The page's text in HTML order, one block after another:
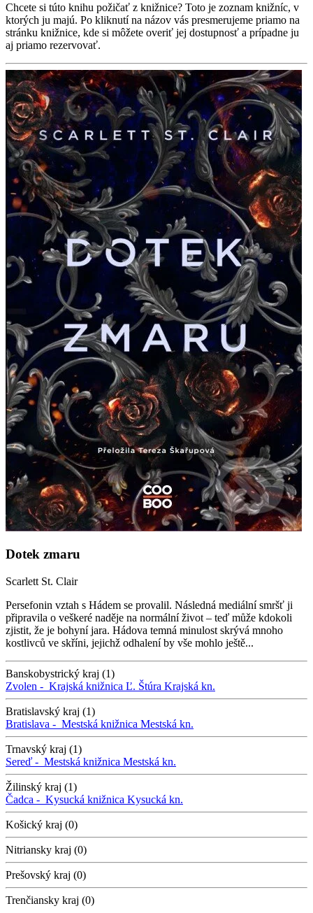
Chcete si túto knihu požičať z knižnice? Toto je zoznam knižníc, v
ktorých ju majú. Po kliknutí na názov vás presmerujeme priamo na
stránku knižnice, kde si môžete overiť jej dostupnosť a prípadne ju
aj priamo rezervovať.
Dotek zmaru
Scarlett St. Clair
Persefonin vztah s Hádem se provalil. Následná mediální smršť ji
připravila o veškeré naděje na normální život – teď může kdokoli
zjistit, že je bohyní jara. Hádova temná minulost skrývá mnoho
kostlivců ve skříni, jejichž odhalení by vše mohlo ještě...
Banskobystrický kraj (1)
Zvolen - Krajská knižnica Ľ. Štúra Krajská kn.
Bratislavský kraj (1)
Bratislava - Mestská knižnica Mestská kn.
Trnavský kraj (1)
Sereď - Mestská knižnica Mestská kn.
Žilinský kraj (1)
Čadca - Kysucká knižnica Kysucká kn.
Košický kraj (0)
Nitriansky kraj (0)
Prešovský kraj (0)
Trenčiansky kraj (0)